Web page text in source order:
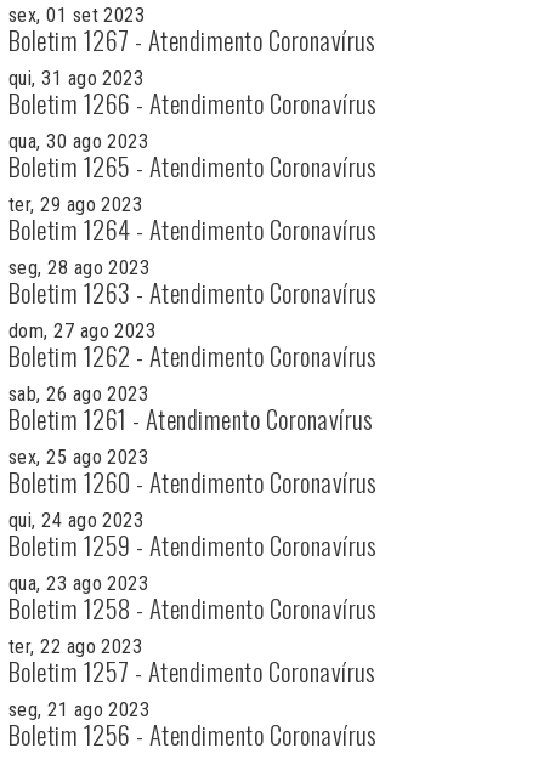
sex, 01 set 2023
Boletim 1267 - Atendimento Coronavírus
qui, 31 ago 2023
Boletim 1266 - Atendimento Coronavírus
qua, 30 ago 2023
Boletim 1265 - Atendimento Coronavírus
ter, 29 ago 2023
Boletim 1264 - Atendimento Coronavírus
seg, 28 ago 2023
Boletim 1263 - Atendimento Coronavírus
dom, 27 ago 2023
Boletim 1262 - Atendimento Coronavírus
sab, 26 ago 2023
Boletim 1261 - Atendimento Coronavírus
sex, 25 ago 2023
Boletim 1260 - Atendimento Coronavírus
qui, 24 ago 2023
Boletim 1259 - Atendimento Coronavírus
qua, 23 ago 2023
Boletim 1258 - Atendimento Coronavírus
ter, 22 ago 2023
Boletim 1257 - Atendimento Coronavírus
seg, 21 ago 2023
Boletim 1256 - Atendimento Coronavírus